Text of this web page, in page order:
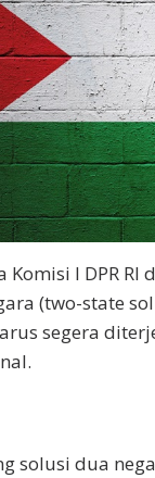
Komisi I DPR RI
(two-state
segera
solusi dua